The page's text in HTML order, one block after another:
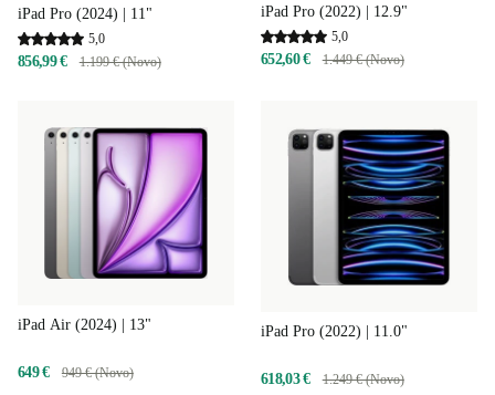
iPad Pro (2024) | 11"
5,0
856,99 € 1.199 € (Novo)
iPad Pro (2022) | 12.9"
5,0
652,60 € 1.449 € (Novo)
iPad Air (2024) | 13"
649 € 949 € (Novo)
iPad Pro (2022) | 11.0"
618,03 € 1.249 € (Novo)